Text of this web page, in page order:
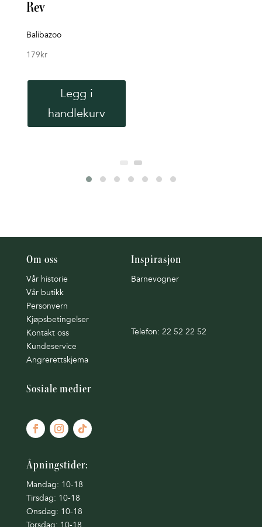
Rev
Balibazoo
179kr
Legg i
handlekurv
Om oss
Vår historie
Vår butikk
Personvern
Kjøpsbetingelser
Kontakt oss
Kundeservice
Angrerettskjema
Inspirasjon
Barnevogner
Telefon: 22 52 22 52
Sosiale medier
Åpningstider:
Mandag: 10-18
Tirsdag: 10-18
Onsdag: 10-18